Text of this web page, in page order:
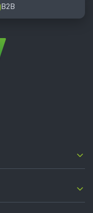
B2B